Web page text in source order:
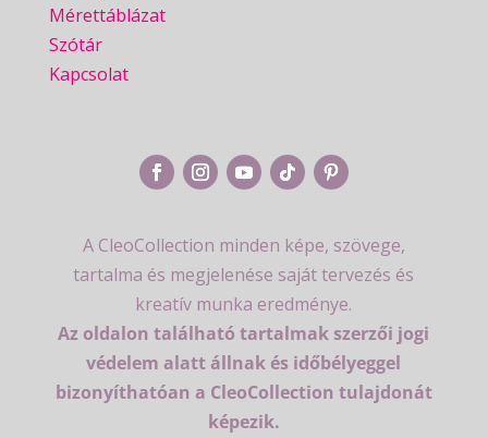
Mérettáblázat
Szótár
Kapcsolat
A CleoCollection minden képe, szövege,
tartalma és megjelenése saját tervezés és
kreatív munka eredménye.
Az oldalon található tartalmak szerzői jogi
védelem alatt állnak és időbélyeggel
bizonyíthatóan a CleoCollection tulajdonát
képezik.